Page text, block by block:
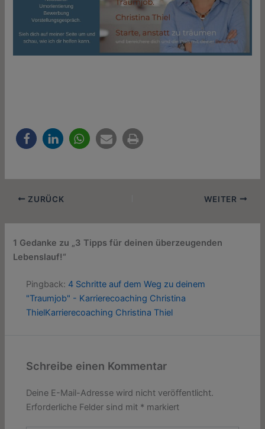
ZURÜCK WEITER
1 Gedanke zu „3 Tipps für deinen überzeugenden
Lebenslauf!“
Pingback: 4 Schritte auf dem Weg zu deinem
"Traumjob" - Karrierecoaching Christina
ThielKarrierecoaching Christina Thiel
Schreibe einen Kommentar
Deine E-Mail-Adresse wird nicht veröffentlicht.
Erforderliche Felder sind mit * markiert